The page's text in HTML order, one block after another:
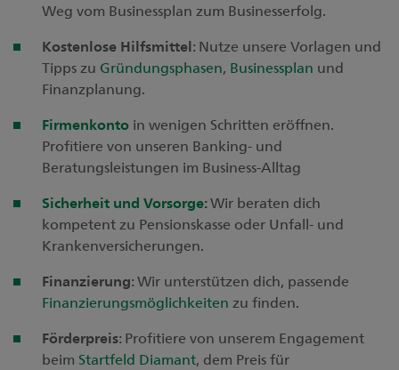
Weg vom Businessplan zum Businesserfolg.
Kostenlose Hilfsmittel: Nutze unsere Vorlagen und
Tipps zu Gründungsphasen, Businessplan und
Finanzplanung.
Firmenkonto in wenigen Schritten eröffnen.
Profitiere von unseren Banking- und
Beratungsleistungen im Business-Alltag
Sicherheit und Vorsorge:Wir beraten dich
kompetent zu Pensionskasse oder Unfall- und
Krankenversicherungen.
Finanzierung: Wir unterstützen dich, passende
Finanzierungsmöglichkeiten zu finden.
Förderpreis: Profitiere von unserem Engagement
beim Startfeld Diamant, dem Preis für